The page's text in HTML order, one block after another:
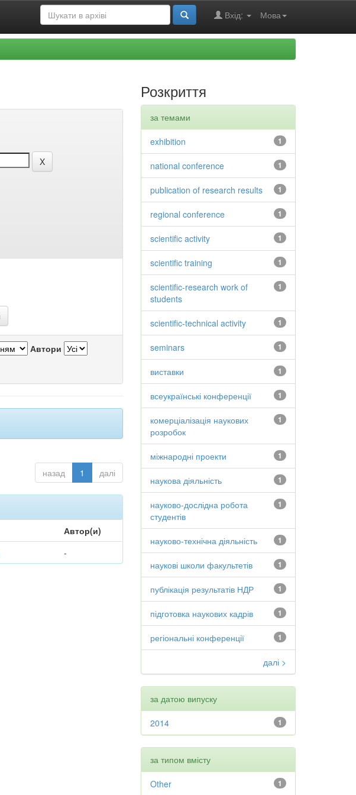
Мова
Вхід:
Автори
назад 1 далі
Автор(и)
-
Розкриття
за темами
1
exhibition
1
national conference
1
publication of research results
1
regional conference
1
scientific activity
1
scientific training
1
scientific-research work of
students
1
scientific-technical activity
1
seminars
1
виставки
1
всеукраїнські конференції
1
комерціалізація наукових
розробок
1
міжнародні проекти
1
наукова діяльність
1
науково-дослідна робота
студентів
1
науково-технічна діяльність
1
наукові школи факультетів
1
публікація результатів НДР
1
підготовка наукових кадрів
1
регіональні конференції
далі >
за датою випуску
1
2014
за типом вмісту
1
Other